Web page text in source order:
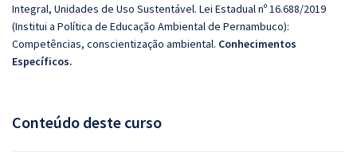
Integral, Unidades de Uso Sustentável. Lei Estadual nº 16.688/2019
(Institui a Política de Educação Ambiental de Pernambuco):
Competências, conscientização ambiental. Conhecimentos
Específicos.
Conteúdo deste curso